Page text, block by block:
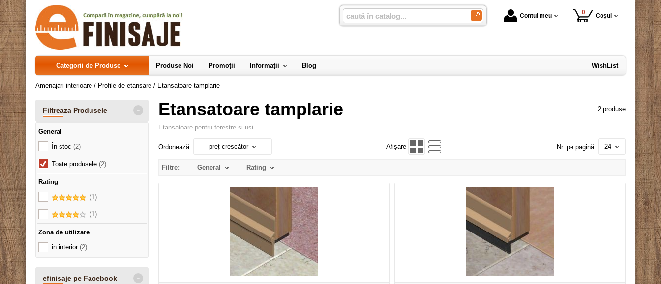
Contul meu 0 Coșul
Categorii de Produse Produse Noi Promoții Informații Blog WishList
Amenajari interioare / Profile de etansare / Etansatoare tamplarie
Etansatoare tamplarie 2 produse
Etansatoare pentru ferestre si usi
Ordonează: preț crescător Afișare Nr. pe pagină: 24
Filtre: General Rating
Filtreaza Produsele -
General
În stoc (2)
Toate produsele (2)
Rating
(1)
(1)
Zona de utilizare
in interior (2)
efinisaje pe Facebook -